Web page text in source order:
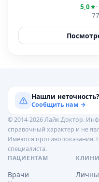
5,0
Нашли неточность?
Сообщить нам →
© 2014-2026 Лайк.Доктор.
справочный характер и не
Имеются противопоказания.
специалиста.
ПАЦИЕНТАМ
Врачи